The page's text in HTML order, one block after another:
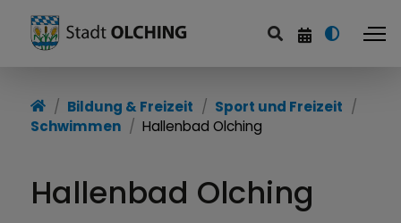
Vereine
Bildung & Freizeit
Sport und Freizeit
Schwimmen
Hallenbad Olching
Hallenbad Olching